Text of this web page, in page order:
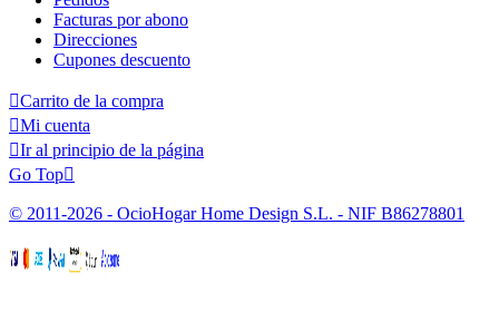
Facturas por abono
Direcciones
Cupones descuento
Carrito de la compra
Mi cuenta
Ir al principio de la página
Go Top
© 2011-2026 - OcioHogar Home Design S.L. - NIF B86278801